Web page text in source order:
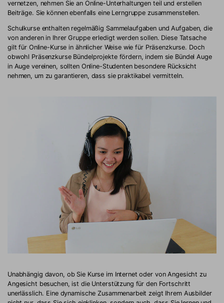
vernetzen, nehmen Sie an Online-Unterhaltungen teil und erstellen
Beiträge. Sie können ebenfalls eine Lerngruppe zusammenstellen.
Schulkurse enthalten regelmäßig Sammelaufgaben und Aufgaben, die
von anderen in Ihrer Gruppe erledigt werden sollen. Diese Tatsache
gilt für Online-Kurse in ähnlicher Weise wie für Präsenzkurse. Doch
obwohl Präsenzkurse Bündelprojekte fördern, indem sie Bündel Auge
in Auge vereinen, sollten Online-Studenten besondere Rücksicht
nehmen, um zu garantieren, dass sie praktikabel vermitteln.
Unabhängig davon, ob Sie Kurse im Internet oder von Angesicht zu
Angesicht besuchen, ist die Unterstützung für den Fortschritt
unerlässlich. Eine dynamische Zusammenarbeit zeigt Ihrem Ausbilder